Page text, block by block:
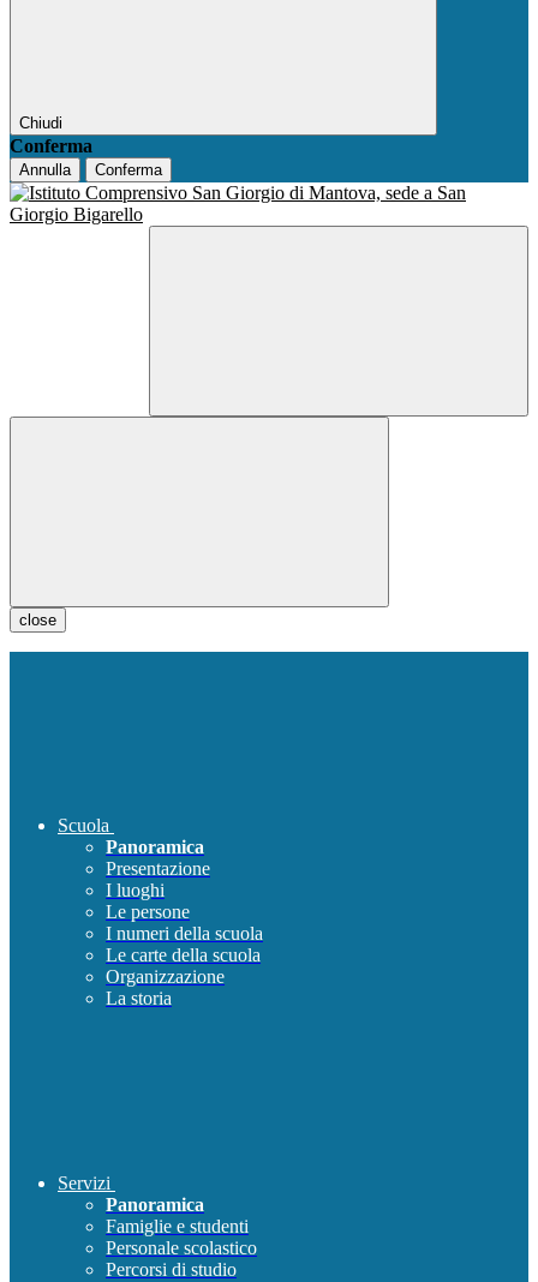
Chiudi
Conferma
Annulla Conferma
close
Scuola
Panoramica
Presentazione
I luoghi
Le persone
I numeri della scuola
Le carte della scuola
Organizzazione
La storia
Servizi
Panoramica
Famiglie e studenti
Personale scolastico
Percorsi di studio